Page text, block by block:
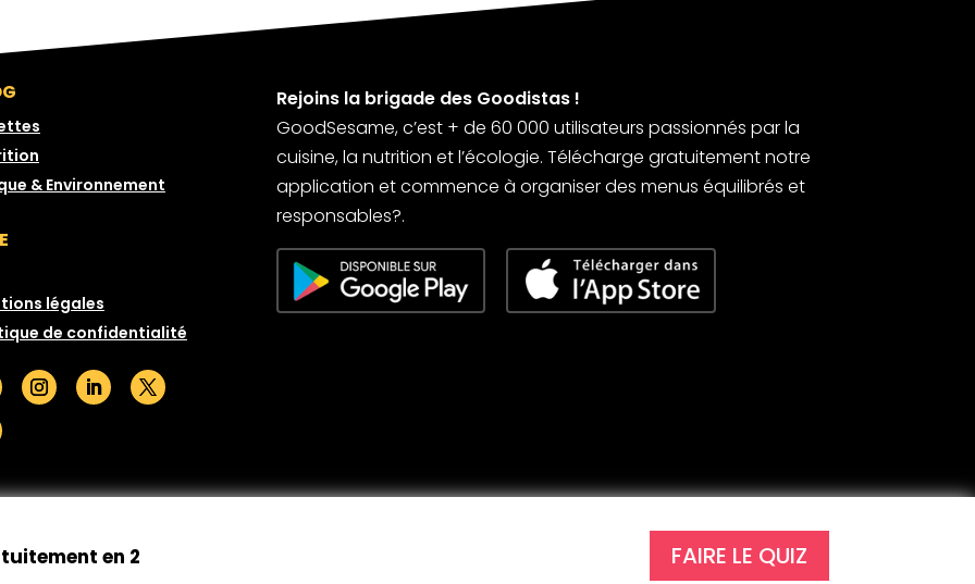
& Environnement
légales
de confidentialité
Rejoins la brigade des Goodistas !
GoodSesame, c’est + de 60 000 utilisateurs passionnés par la
cuisine, la nutrition et l’écologie. Télécharge gratuitement notre
application et commence à organiser des menus équilibrés et
responsables?.
en 2 FAIRE LE QUIZ